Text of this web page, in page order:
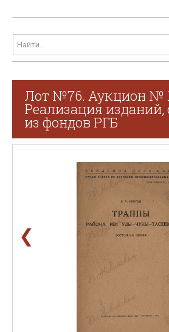
Лот №76. Аукцион №
Реализация
из фондов РГБ
❮